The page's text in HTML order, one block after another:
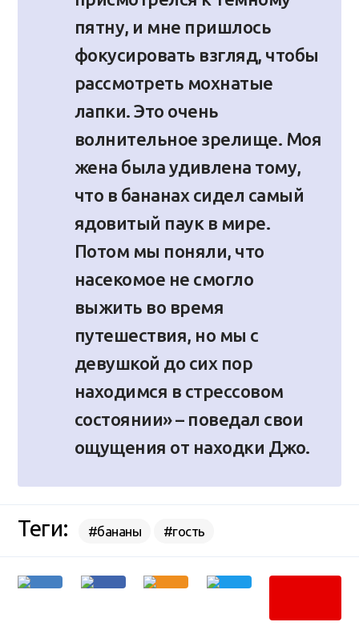
пятну, и мне пришлось
фокусировать взгляд, чтобы
рассмотреть мохнатые
лапки. Это очень
волнительное зрелище. Моя
жена была удивлена тому,
что в бананах сидел самый
ядовитый паук в мире.
Потом мы поняли, что
насекомое не смогло
выжить во время
путешествия, но мы с
девушкой до сих пор
находимся в стрессовом
состоянии» – поведал свои
ощущения от находки Джо.
Теги: #бананы #гость